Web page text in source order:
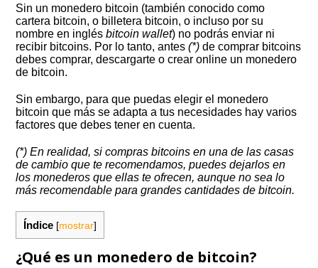
Sin un monedero bitcoin (también conocido como
cartera bitcoin, o billetera bitcoin, o incluso por su
nombre en inglésbitcoin wallet) no podrás enviar ni
recibir bitcoins. Por lo tanto, antes(*) de comprar bitcoins
debes comprar, descargarte o crear online un monedero
de bitcoin.
Sin embargo, para que puedas elegir el monedero
bitcoin que más se adapta a tus necesidades hay varios
factores que debes tener en cuenta.
(*) En realidad, si compras bitcoins en una de las casas
de cambio que te recomendamos, puedes dejarlos en
los monederos que ellas te ofrecen, aunque no sea lo
más recomendable para grandes cantidades de bitcoin.
Índice [mostrar]
¿Qué es un monedero de bitcoin?